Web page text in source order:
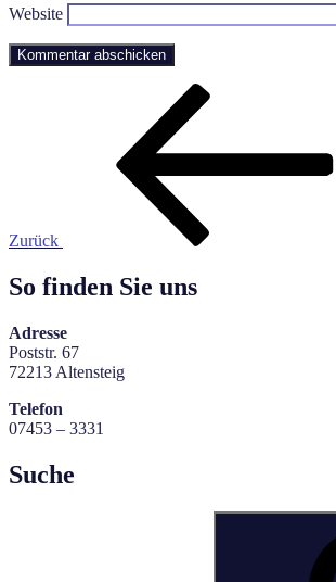
Website
Beitragsnavigation
Zurück
So finden Sie uns
Adresse
Poststr. 67
72213 Altensteig
Telefon
07453 – 3331
Suche